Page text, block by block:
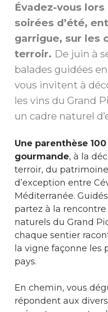
Évadez-vous
soirées d’été,
garrigue, sur les
terroir. De juin à
balades guidées
vous invitent à
les vins du Grand
un cadre naturel
Une parenthèse
gourmande, à la
terroir, du
d’exception entre
Méditerranée.
partez à la
naturels du Grand
chaque sentier
la vigne façonne les
pays.
En chemin, vous
répondent aux